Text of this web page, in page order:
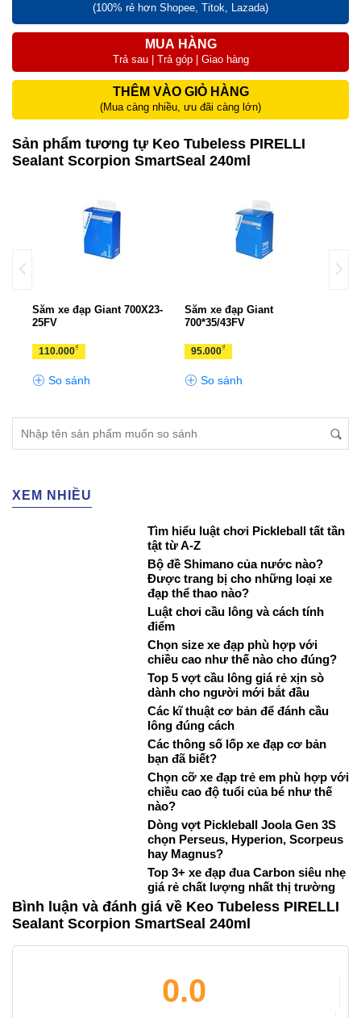
(100% rẻ hơn Shopee, Titok, Lazada)
MUA HÀNG
Trả sau | Trả góp | Giao hàng
THÊM VÀO GIỎ HÀNG
(Mua càng nhiều, ưu đãi càng lớn)
Sản phẩm tương tự Keo Tubeless PIRELLI
Sealant Scorpion SmartSeal 240ml
Săm xe đạp Giant 700X23-
25FV
110.000₫
So sánh
Săm xe đạp Giant
700*35/43FV
95.000₫
So sánh
XEM NHIỀU
Tìm hiểu luật chơi Pickleball tất tần
tật từ A-Z
Bộ đề Shimano của nước nào?
Được trang bị cho những loại xe
đạp thể thao nào?
Luật chơi cầu lông và cách tính
điểm
Chọn size xe đạp phù hợp với
chiều cao như thế nào cho đúng?
Top 5 vợt cầu lông giá rẻ xịn sò
dành cho người mới bắt đầu
Các kĩ thuật cơ bản để đánh cầu
lông đúng cách
Các thông số lốp xe đạp cơ bản
bạn đã biết?
Chọn cỡ xe đạp trẻ em phù hợp với
chiều cao độ tuổi của bé như thế
nào?
Dòng vợt Pickleball Joola Gen 3S
chọn Perseus, Hyperion, Scorpeus
hay Magnus?
Top 3+ xe đạp đua Carbon siêu nhẹ
giá rẻ chất lượng nhất thị trường
Bình luận và đánh giá về Keo Tubeless PIRELLI
Sealant Scorpion SmartSeal 240ml
0.0